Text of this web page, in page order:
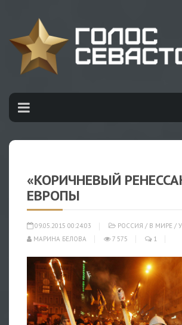
«КОРИЧНЕВЫЙ
ЕВРОПЫ
09.05.2015 00:24:03 РОССИЯ / В МИРЕ /
МАРИНА БЕЛОВА
7 575 1